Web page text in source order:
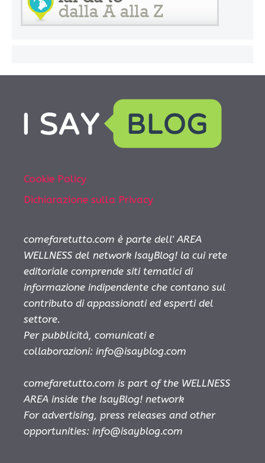
Cookie Policy
Dichiarazione sulla Privacy
comefaretutto.com è parte dell' AREA
WELLNESS del network IsayBlog! la cui rete
editoriale comprende siti tematici di
informazione indipendente che contano sul
contributo di appassionati ed esperti del
settore.
Per pubblicità, comunicati e
collaborazioni: info@isayblog.com
comefaretutto.com is part of the WELLNESS
AREA inside the IsayBlog! network
For advertising, press releases and other
opportunities: info@isayblog.com